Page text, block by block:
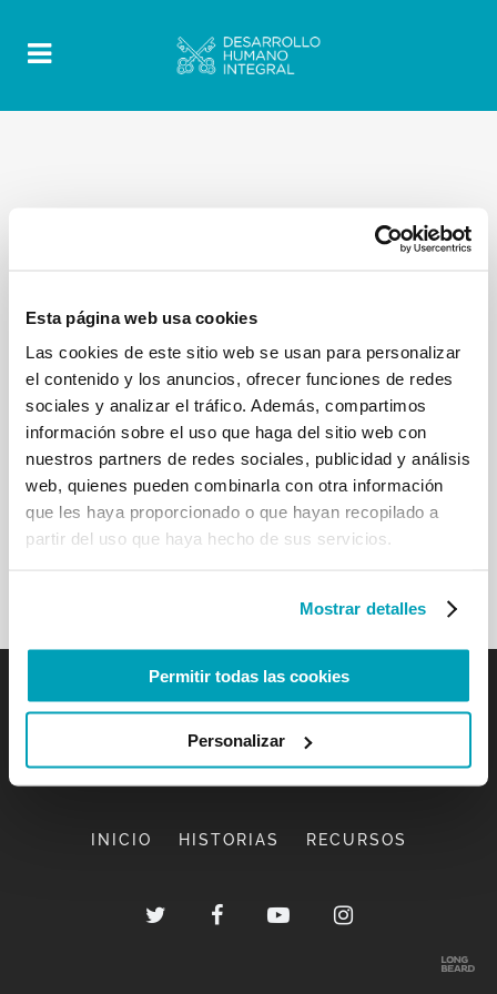
Esta página web usa cookies
Las cookies de este sitio web se usan para personalizar
el contenido y los anuncios, ofrecer funciones de redes
sociales y analizar el tráfico. Además, compartimos
información sobre el uso que haga del sitio web con
nuestros partners de redes sociales, publicidad y análisis
web, quienes pueden combinarla con otra información
que les haya proporcionado o que hayan recopilado a
partir del uso que haya hecho de sus servicios.
Mostrar detalles
Permitir todas las cookies
Personalizar
INICIO HISTORIAS RECURSOS